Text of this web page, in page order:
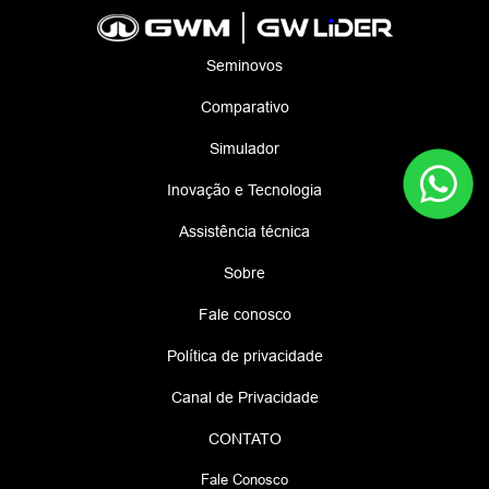
Seminovos
Comparativo
Simulador
Inovação e Tecnologia
Assistência técnica
Sobre
Fale conosco
Política de privacidade
Canal de Privacidade
CONTATO
Fale Conosco